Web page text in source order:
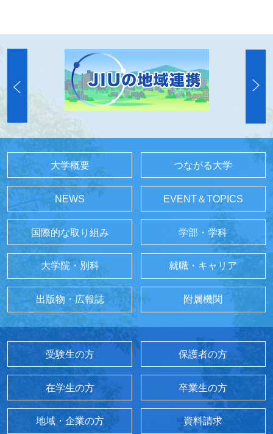
大学概要 つながる大学
NEWS EVENT＆TOPICS
国際的な取り組み 学部・学科
大学院・別科 就職・キャリア
出版物・広報誌 附属機関
受験生の方 保護者の方
在学生の方 卒業生の方
地域・企業の方 資料請求